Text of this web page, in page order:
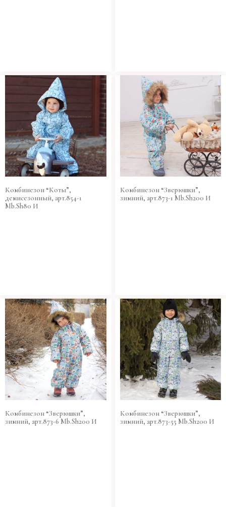
Комбинезон “Коты”,
демисезонный, арт.854-1
Mb.Sh80 И
Комбинезон “Зверюшки”,
зимний, арт.873-1 Mb.Sh200 И
Комбинезон “Зверюшки”,
зимний, арт.873-6 Mb.Sh200 И
Комбинезон “Зверюшки”,
зимний, арт.873-55 Mb.Sh200 И